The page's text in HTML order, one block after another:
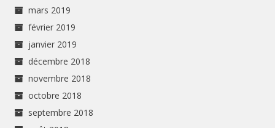
mars 2019
février 2019
janvier 2019
décembre 2018
novembre 2018
octobre 2018
septembre 2018